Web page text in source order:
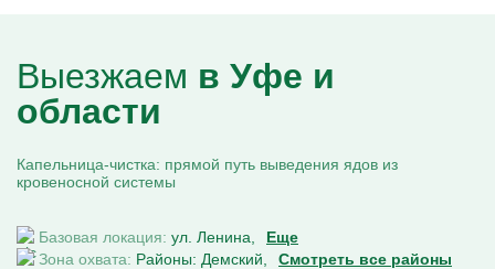
Выезжаем в Уфе и
области
Капельница-чистка: прямой путь выведения ядов из
кровеносной системы
Базовая локация: ул. Ленина
Еще
Зона охвата: Районы: Демский
Смотреть все районы